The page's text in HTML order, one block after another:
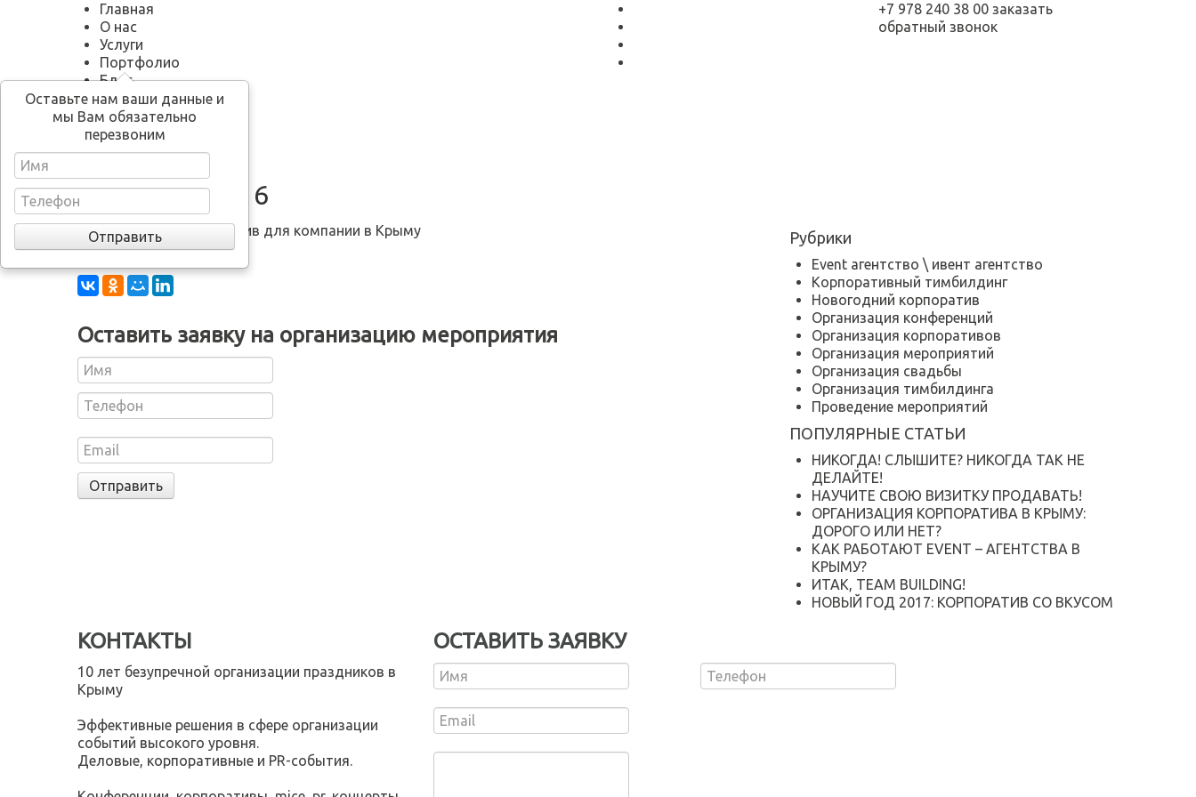
Главная
О нас
Услуги
Портфолио
Блог
Кино Новый год
Контакты
+7 978 240 38 00 заказать
обратный звонок
Оставьте нам ваши данные и
мы Вам обязательно
перезвоним
shered-party-16
Оставить заявку на организацию мероприятия
Рубрики
Event агентство \ ивент агентство
Корпоративный тимбилдинг
Новогодний корпоратив
Организация конференций
Организация корпоративов
Организация мероприятий
Организация свадьбы
Организация тимбилдинга
Проведение мероприятий
ПОПУЛЯРНЫЕ СТАТЬИ
НИКОГДА! СЛЫШИТЕ? НИКОГДА ТАК НЕ
ДЕЛАЙТЕ!
НАУЧИТЕ СВОЮ ВИЗИТКУ ПРОДАВАТЬ!
ОРГАНИЗАЦИЯ КОРПОРАТИВА В КРЫМУ:
ДОРОГО ИЛИ НЕТ?
КАК РАБОТАЮТ EVENT – АГЕНТСТВА В
КРЫМУ?
ИТАК, TEAM BUILDING!
НОВЫЙ ГОД 2017: КОРПОРАТИВ СО ВКУСОМ
КОНТАКТЫ
10 лет безупречной организации праздников в
Крыму
Эффективные решения в сфере организации
событий высокого уровня.
Деловые, корпоративные и PR-события.
ОСТАВИТЬ ЗАЯВКУ